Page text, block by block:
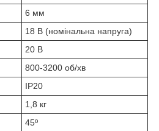
6 мм
18 В (номінальна напруга)
20 В
800-3200 об/хв
IP20
1,8 кг
45º